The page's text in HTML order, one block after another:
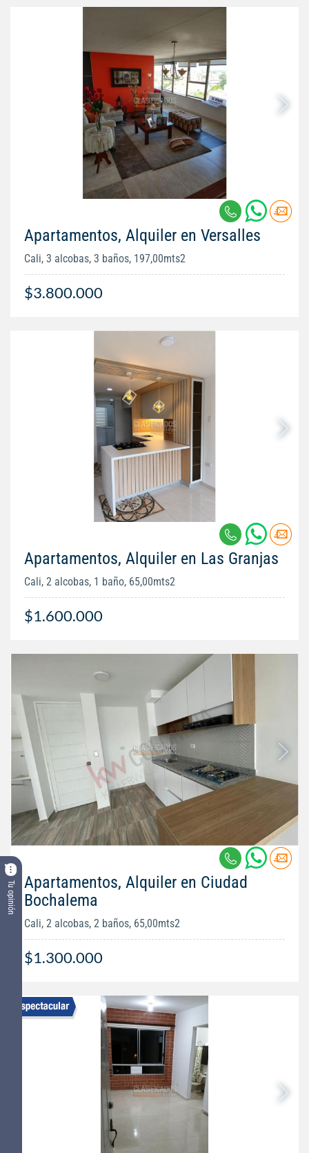
Tu opinión
Apartamentos, Alquiler en Versalles
Cali, 3 alcobas, 3 baños, 197,00mts2
$3.800.000
Apartamentos, Alquiler en Las Granjas
Cali, 2 alcobas, 1 baño, 65,00mts2
$1.600.000
Apartamentos, Alquiler en Ciudad
Bochalema
Cali, 2 alcobas, 2 baños, 65,00mts2
$1.300.000